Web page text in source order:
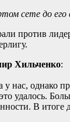
сете до
против
Хильченко:
однако
удалось.
В итоге